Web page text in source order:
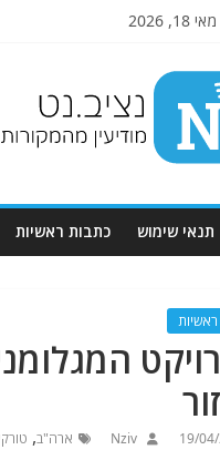
2026
תנאי שימוש כתבות ראשיות
19/
Nziv ארה"ב,